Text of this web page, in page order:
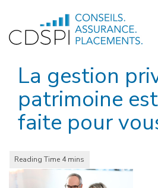
content
La gestion
patrimoine
faite pour